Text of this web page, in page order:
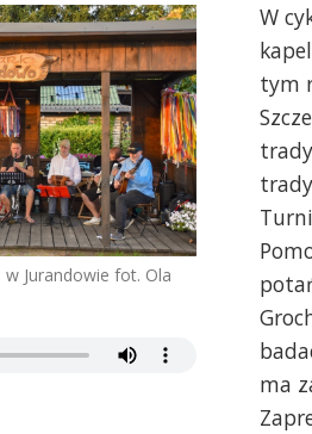
Jurandowie fot. Ola
W
tym
ma